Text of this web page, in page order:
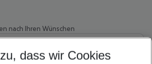
nach Ihren Wünschen
dass wir Cookies